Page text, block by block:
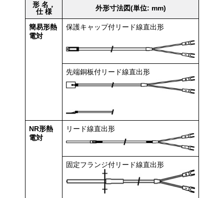
形 名，
仕 様
外形寸法図(単位: mm)
簡易形熱
電対
保護キャップ付リード線直出形
先端銅板付リード線直出形
NR形熱
電対
リード線直出形
固定フランジ付リード線直出形